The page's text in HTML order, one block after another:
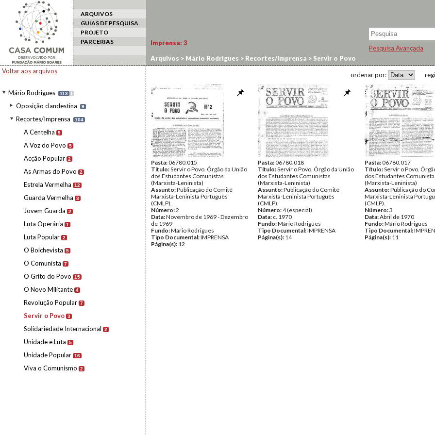
ARQUIVOS
GUIAS DE PESQUISA
PROJETO
PARCERIAS
Pesquisa Avançada
Voltar aos arquivos
Mário Rodrigues 113 I
Oposição clandestina 9
Recortes/Imprensa 104
A Centelha 9
A Voz do Povo 5
Acção Popular 2
As Armas do Povo 2
Estrela Vermelha 12
Guarda Vermelha 3
Jovem Guarda 2
Luta Operária 1
Luta Popular 2
O Bolchevista 5
O Comunista 7
O Grito do Povo 15
O Novo Militante 4
Revolução Popular 7
Servir o Povo 3
Solidariedade Internacional 2
Unidade e Luta 5
Unidade Popular 16
Viva o Comunismo 2
Imprensa: 3
Arquivos > Mário Rodrigues > Recortes/Imprensa > Servir o Povo
ordenar por:
Pasta:06780.015
Título:Servir o Povo. Órgão da União
dos Estudantes Comunistas
(Marxista-Leninista)
Assunto:Publicação do Comité
Marxista-Leninista Português
(CMLP).
Número:2
Data:Novembro de 1969 - Dezembro
de 1969
Fundo:Mário Rodrigues
Tipo Documental:IMPRENSA
Página(s): 12
Pasta:06780.018
Título:Servir o Povo. Órgão da União
dos Estudantes Comunistas
(Marxista-Leninista)
Assunto:Publicação do Comité
Marxista-Leninista Português
(CMLP).
Número:4 (especial)
Data: c. 1970
Fundo:Mário Rodrigues
Tipo Documental:IMPRENSA
Página(s): 14
Pasta:06780.017
Título:Servir o Povo.
dos Estudantes
(Marxista-Leninista)
Assunto:Publicação do
Marxista-Leninista
(CMLP).
Número:3
Data:Abril de 1970
Fundo:Mário Rodrigues
Tipo Documental:
Página(s): 11